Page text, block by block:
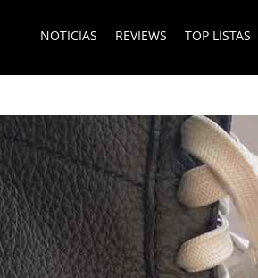
NOTICIAS REVIEWS TOP LISTAS